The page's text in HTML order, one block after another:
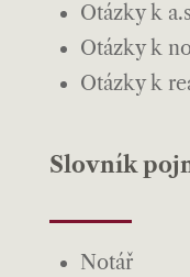
Otázky k
Otázky k
Otázky k
Slovník
Notář